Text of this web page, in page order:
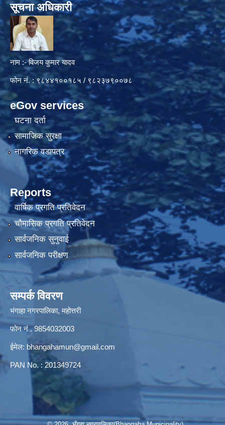
सूचना अधिकारी
नाम :- विजय कुमार यादव
फोन नं. : ९८४४१००१८५ / ९८२३७९००७८
eGov services
घटना दर्ता
सामाजिक सुरक्षा
नागरिक वडापत्र
Reports
वार्षिक प्रगति प्रतिवेदन
चौमासिक प्रगति प्रतिवेदन
सार्वजनिक सुनुवाई
सार्वजनिक परीक्षण
सम्पर्क विवरण
भंगाहा नगरपालिका, महोत्तरी
फोन नं . 9854032003
ईमेल: bhangahamun@gmail.com
PAN No. : 201349724